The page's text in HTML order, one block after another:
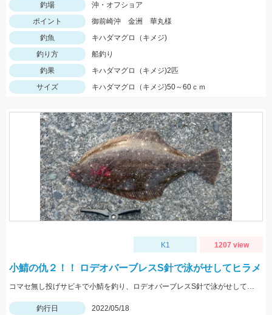
釣場
沖・オフショア
ポイント
御前崎沖 金洲 華丸様
釣魚
キハダマグロ（キメジ)
釣り方
船釣り
釣果
キハダマグロ（キメジ)2匹
サイズ
キハダマグロ（キメジ)50～60ｃｍ
K1 1207 view
小鯖の仇２！！ ロデオバーブレスS針で泳がせしてヒラメ
コマセ無し投げサビキで小鯖を釣り、ロデオバーブレスS針で泳がせしてヒラメゲット。
釣行日
2022/05/18